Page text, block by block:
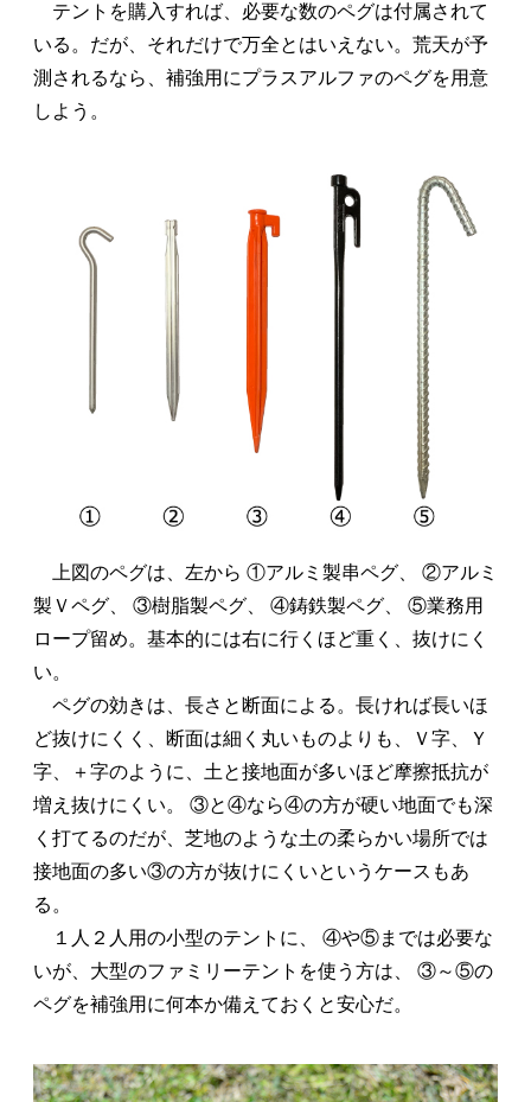
テントを購入すれば、必要な数のペグは付属されて
いる。だが、それだけで万全とはいえない。荒天が予
測されるなら、補強用にプラスアルファのペグを用意
しよう。
上図のペグは、左から ①アルミ製串ペグ、 ②アルミ
製Ｖペグ、 ③樹脂製ペグ、 ④鋳鉄製ペグ、 ⑤業務用
ロープ留め。基本的には右に行くほど重く、抜けにく
い。
ペグの効きは、長さと断面による。長ければ長いほ
ど抜けにくく、断面は細く丸いものよりも、Ｖ字、Ｙ
字、＋字のように、土と接地面が多いほど摩擦抵抗が
増え抜けにくい。 ③と④なら④の方が硬い地面でも深
く打てるのだが、芝地のような土の柔らかい場所では
接地面の多い③の方が抜けにくいというケースもあ
る。
１人２人用の小型のテントに、 ④や⑤までは必要な
いが、大型のファミリーテントを使う方は、 ③～⑤の
ペグを補強用に何本か備えておくと安心だ。